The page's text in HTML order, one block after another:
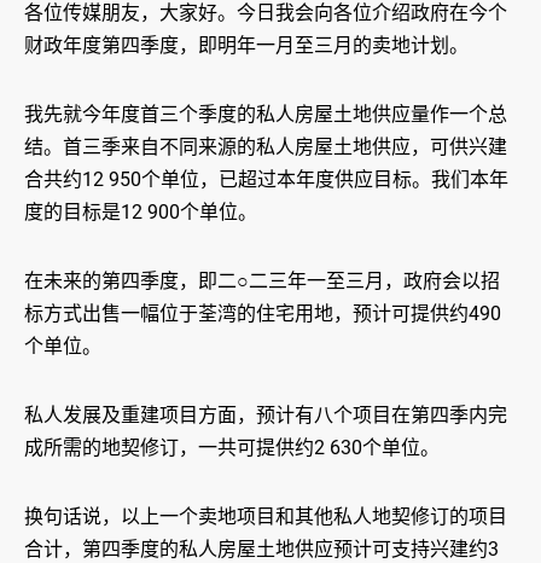
各位传媒朋友，大家好。今日我会向各位介绍政府在今个
财政年度第四季度，即明年一月至三月的卖地计划。
我先就今年度首三个季度的私人房屋土地供应量作一个总
结。首三季来自不同来源的私人房屋土地供应，可供兴建
合共约12 950个单位，已超过本年度供应目标。我们本年
度的目标是12 900个单位。
在未来的第四季度，即二○二三年一至三月，政府会以招
标方式出售一幅位于荃湾的住宅用地，预计可提供约490
个单位。
私人发展及重建项目方面，预计有八个项目在第四季内完
成所需的地契修订，一共可提供约2 630个单位。
换句话说，以上一个卖地项目和其他私人地契修订的项目
合计，第四季度的私人房屋土地供应预计可支持兴建约3